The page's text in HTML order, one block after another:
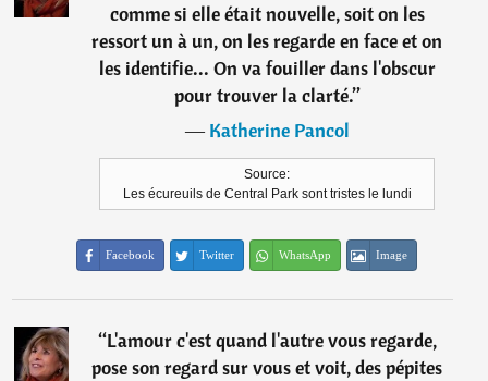
comme si elle était nouvelle, soit on les
ressort un à un, on les regarde en face et on
les identifie... On va fouiller dans l'obscur
pour trouver la clarté.”
―Katherine Pancol
Source:
Les écureuils de Central Park sont tristes le lundi
Facebook Twitter WhatsApp Image
“L'amour c'est quand l'autre vous regarde,
pose son regard sur vous et voit, des pépites